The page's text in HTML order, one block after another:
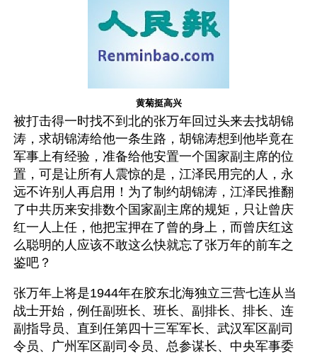
黄菊挺高兴
被打击得一时找不到北的张万年回过头来去找胡锦
涛，求胡锦涛给他一条生路，胡锦涛想到他毕竟在
军事上有经验，准备给他安置一个国家副主席的位
置，可是让所有人震惊的是，江泽民用完的人，永
远不许别人再启用！为了制约胡锦涛，江泽民推翻
了中共历来安排数个国家副主席的规矩，只让曾庆
红一人上任，他把宝押在了曾的身上，而曾庆红这
么聪明的人应该不敢这么快就忘了张万年的前车之
鉴吧？
张万年上将是1944年在胶东北海独立三营七连从当
战士开始，例任副班长、班长、副排长、排长、连
副指导员、直到任第四十三军军长、武汉军区副司
令员、广州军区副司令员、总参谋长、中央军事委